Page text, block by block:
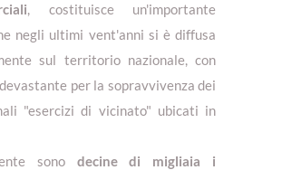
, costituisce un'importante
negli ultimi vent'anni si è diffusa
sul territorio nazionale, con
per la sopravvivenza dei
"esercizi di vicinato" ubicati in
sono decine di migliaia i